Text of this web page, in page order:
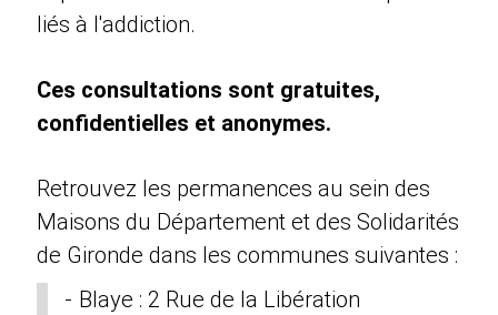
liés à l'addiction.
Ces consultations sont gratuites,
confidentielles et anonymes.
Retrouvez les permanences au sein des
Maisons du Département et des Solidarités
de Gironde dans les communes suivantes :
Blaye : 2 Rue de la Libération